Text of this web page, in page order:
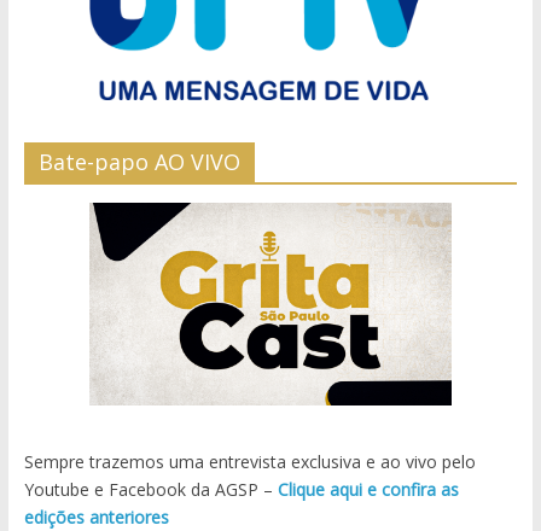
Bate-papo AO VIVO
Sempre trazemos uma entrevista exclusiva e ao vivo pelo
Youtube e Facebook da AGSP – Clique aqui e confira as
edições anteriores